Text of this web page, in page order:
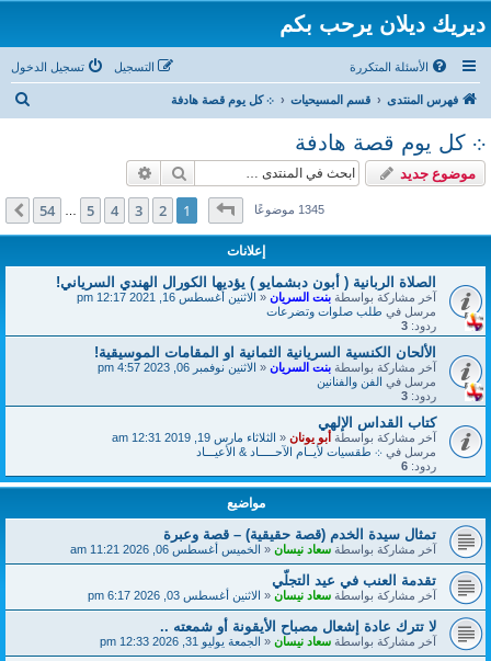
ديريك ديلان يرحب بكم
الأسئلة المتكررة تسجيل الدخول التسجيل
فهرس المنتدى قسم المسيحيات ܀ كل يوم قصة هادفة
ب
܀ كل يوم قصة هادفة
موضوع جديد بحث
1345 موضوعًاصفحة1من54
1
2
3
4
5
54 التالي
إعلانات
الصلاة الربانية ( أبون دبشمايو ) يؤديها الكورال الهندي السرياني!
آخر مشاركة بواسطةبنت السريان«الاثنين أغسطس 16, 2021 12:17 pm
مرسل فيطلب صلوات وتضرعات
ردود: 3
الألحان الكنسية السريانية الثمانية او المقامات الموسيقية!
آخر مشاركة بواسطةبنت السريان«الاثنين نوفمبر 06, 2023 4:57 pm
مرسل فيالفن والفنانين
ردود: 3
كتاب القداس الإلهي
آخر مشاركة بواسطةأبو يونان«الثلاثاء مارس 19, 2019 12:31 am
مرسل في܀ طقسيات لأيــام الآحـــــاد & الأعيـــاد
ردود: 6
مواضيع
تمثال سيدة الخدم (قصة حقيقية) – قصة وعبرة
آخر مشاركة بواسطةسعاد نيسان«الخميس أغسطس 06, 2026 11:21 am
تقدمة العنب في عيد التجلّي
آخر مشاركة بواسطةسعاد نيسان«الاثنين أغسطس 03, 2026 6:17 pm
لا تترك عادة إشعال مصباح الأيقونة أو شمعته ..
آخر مشاركة بواسطةسعاد نيسان«الجمعة يوليو 31, 2026 12:33 pm